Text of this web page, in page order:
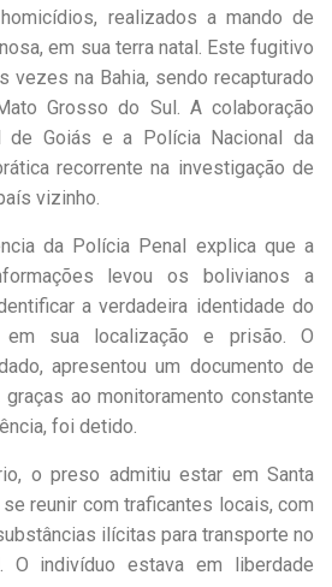
realizados a mando de
em sua terra natal. Este fugitivo
vezes na Bahia, sendo recapturado
Grosso do Sul. A colaboração
de Goiás e a Polícia Nacional da
recorrente na investigação de
vizinho.
da Polícia Penal explica que a
levou os bolivianos a
a verdadeira identidade do
em sua localização e prisão. O
apresentou um documento de
ao monitoramento constante
foi detido.
o preso admitiu estar em Santa
reunir com traficantes locais, com
ilícitas para transporte no
O indivíduo estava em liberdade